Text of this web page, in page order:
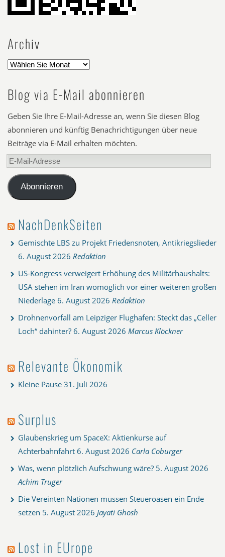
Archiv
Blog via E-Mail abonnieren
Geben Sie Ihre E-Mail-Adresse an, wenn Sie diesen Blog
abonnieren und künftig Benachrichtigungen über neue
Beiträge via E-Mail erhalten möchten.
E-
Mail-
AdresseAbonnieren
NachDenkSeiten
Gemischte LBS zu Projekt Friedensnoten, Antikriegslieder
6. August 2026 Redaktion
US-Kongress verweigert Erhöhung des Militärhaushalts:
USA stehen im Iran womöglich vor einer weiteren großen
Niederlage 6. August 2026 Redaktion
Drohnenvorfall am Leipziger Flughafen: Steckt das „Celler
Loch“ dahinter? 6. August 2026 Marcus Klöckner
Relevante Ökonomik
Kleine Pause 31. Juli 2026
Surplus
Glaubenskrieg um SpaceX: Aktienkurse auf
Achterbahnfahrt 6. August 2026 Carla Coburger
Was, wenn plötzlich Aufschwung wäre? 5. August 2026
Achim Truger
Die Vereinten Nationen müssen Steueroasen ein Ende
setzen 5. August 2026 Jayati Ghosh
Lost in EUrope